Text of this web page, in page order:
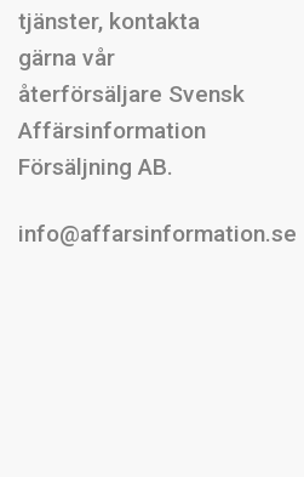
tjänster, kontakta
gärna vår
återförsäljare Svensk
Affärsinformation
Försäljning AB.
info@affarsinformation.se